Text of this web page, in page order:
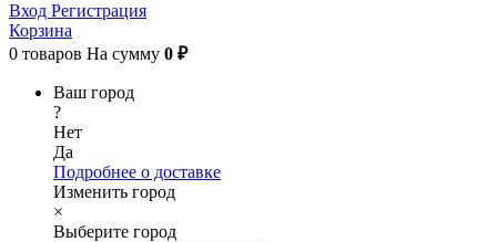
Вход Регистрация
Корзина
0 товаров На сумму 0 ₽
Ваш город
?
Нет
Да
Подробнее о доставке
Изменить город
×
Выберите город